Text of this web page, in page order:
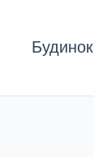
Будинок